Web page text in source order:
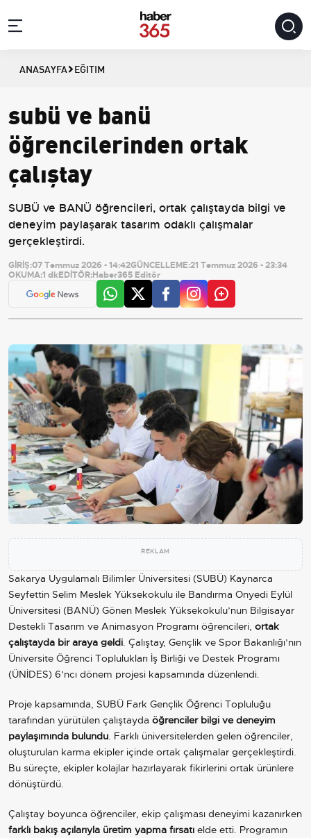
ANASAYFA EĞITIM
subü ve banü
öğrencilerinden ortak
çalıştay
SUBÜ ve BANÜ öğrencileri, ortak çalıştayda bilgi ve
deneyim paylaşarak tasarım odaklı çalışmalar
gerçekleştirdi.
GİRİŞ:07 Temmuz 2026 - 14:42GÜNCELLEME:21 Temmuz 2026 - 23:34
OKUMA:1 dkEDİTÖR:Haber365 Editör
REKLAM
Sakarya Uygulamalı Bilimler Üniversitesi (SUBÜ) Kaynarca
Seyfettin Selim Meslek Yüksekokulu ile Bandırma Onyedi Eylül
Üniversitesi (BANÜ) Gönen Meslek Yüksekokulu’nun Bilgisayar
Destekli Tasarım ve Animasyon Programı öğrencileri, ortak
çalıştayda bir araya geldi. Çalıştay, Gençlik ve Spor Bakanlığı’nın
Üniversite Öğrenci Toplulukları İş Birliği ve Destek Programı
(ÜNİDES) 6’ncı dönem projesi kapsamında düzenlendi.
Proje kapsamında, SUBÜ Fark Gençlik Öğrenci Topluluğu
tarafından yürütülen çalıştayda öğrenciler bilgi ve deneyim
paylaşımında bulundu. Farklı üniversitelerden gelen öğrenciler,
oluşturulan karma ekipler içinde ortak çalışmalar gerçekleştirdi.
Bu süreçte, ekipler kolajlar hazırlayarak fikirlerini ortak ürünlere
dönüştürdü.
Çalıştay boyunca öğrenciler, ekip çalışması deneyimi kazanırken
farklı bakış açılarıyla üretim yapma fırsatı elde etti. Programın